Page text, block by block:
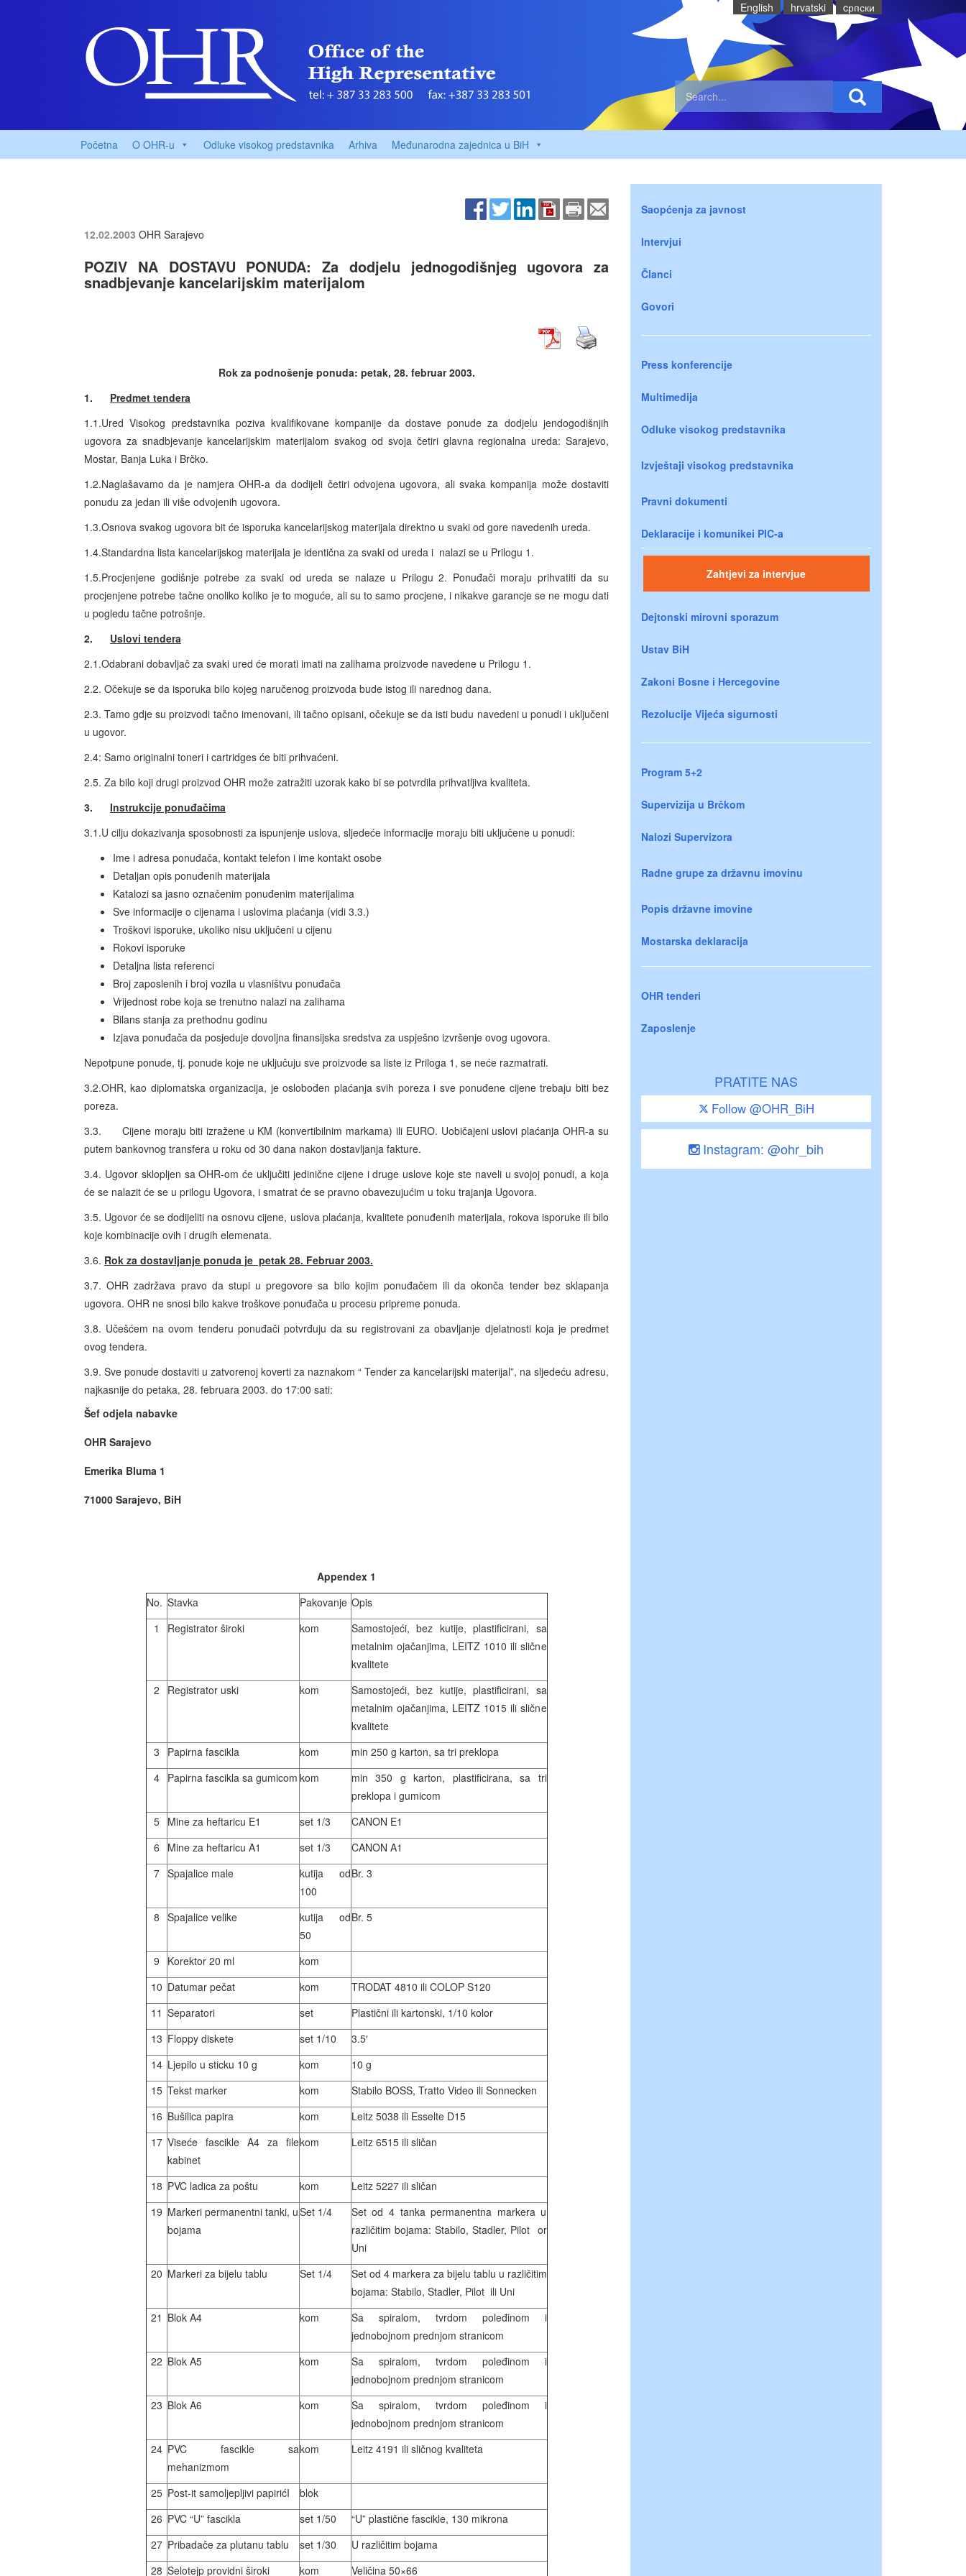
English hrvatski cрпски
Početna O OHR-u Odluke visokog predstavnika Arhiva Međunarodna zajednica u BiH
12.02.2003 OHR Sarajevo
POZIV NA DOSTAVU PONUDA: Za dodjelu jednogodišnjeg ugovora za
snadbjevanje kancelarijskim materijalom
Rok za podnošenje ponuda: petak, 28. februar 2003.
1. Predmet tendera
1.1.Ured Visokog predstavnika poziva kvalifikovane kompanije da dostave ponude za dodjelu jendogodišnjih
ugovora za snadbjevanje kancelarijskim materijalom svakog od svoja četiri glavna regionalna ureda: Sarajevo,
Mostar, Banja Luka i Brčko.
1.2.Naglašavamo da je namjera OHR-a da dodijeli četiri odvojena ugovora, ali svaka kompanija može dostaviti
ponudu za jedan ili više odvojenih ugovora.
1.3.Osnova svakog ugovora bit će isporuka kancelarijskog materijala direktno u svaki od gore navedenih ureda.
1.4.Standardna lista kancelarijskog materijala je identična za svaki od ureda i nalazi se u Prilogu 1.
1.5.Procjenjene godišnje potrebe za svaki od ureda se nalaze u Prilogu 2. Ponuđači moraju prihvatiti da su
procjenjene potrebe tačne onoliko koliko je to moguće, ali su to samo procjene, i nikakve garancje se ne mogu dati
u pogledu tačne potrošnje.
2. Uslovi tendera
2.1.Odabrani dobavljač za svaki ured će morati imati na zalihama proizvode navedene u Prilogu 1.
2.2. Očekuje se da isporuka bilo kojeg naručenog proizvoda bude istog ili narednog dana.
2.3. Tamo gdje su proizvodi tačno imenovani, ili tačno opisani, očekuje se da isti budu navedeni u ponudi i uključeni
u ugovor.
2.4: Samo originalni toneri i cartridges će biti prihvaćeni.
2.5. Za bilo koji drugi proizvod OHR može zatražiti uzorak kako bi se potvrdila prihvatljiva kvaliteta.
3. Instrukcije ponuđačima
3.1.U cilju dokazivanja sposobnosti za ispunjenje uslova, sljedeće informacije moraju biti uključene u ponudi:
Ime i adresa ponuđača, kontakt telefon i ime kontakt osobe
Detaljan opis ponuđenih materijala
Katalozi sa jasno označenim ponuđenim materijalima
Sve informacije o cijenama i uslovima plaćanja (vidi 3.3.)
Troškovi isporuke, ukoliko nisu uključeni u cijenu
Rokovi isporuke
Detaljna lista referenci
Broj zaposlenih i broj vozila u vlasništvu ponuđača
Vrijednost robe koja se trenutno nalazi na zalihama
Bilans stanja za prethodnu godinu
Izjava ponuđača da posjeduje dovoljna finansijska sredstva za uspješno izvršenje ovog ugovora.
Nepotpune ponude, tj. ponude koje ne uključuju sve proizvode sa liste iz Priloga 1, se neće razmatrati.
3.2.OHR, kao diplomatska organizacija, je oslobođen plaćanja svih poreza i sve ponuđene cijene trebaju biti bez
poreza.
3.3. Cijene moraju biti izražene u KM (konvertibilnim markama) ili EURO. Uobičajeni uslovi plaćanja OHR-a su
putem bankovnog transfera u roku od 30 dana nakon dostavljanja fakture.
3.4. Ugovor sklopljen sa OHR-om će uključiti jedinične cijene i druge uslove koje ste naveli u svojoj ponudi, a koja
će se nalazit će se u prilogu Ugovora, i smatrat će se pravno obavezujućim u toku trajanja Ugovora.
3.5. Ugovor će se dodijeliti na osnovu cijene, uslova plaćanja, kvalitete ponuđenih materijala, rokova isporuke ili bilo
koje kombinacije ovih i drugih elemenata.
3.6. Rok za dostavljanje ponuda je petak 28. Februar 2003.
3.7. OHR zadržava pravo da stupi u pregovore sa bilo kojim ponuđačem ili da okonča tender bez sklapanja
ugovora. OHR ne snosi bilo kakve troškove ponuđača u procesu pripreme ponuda.
3.8. Učešćem na ovom tenderu ponuđači potvrđuju da su registrovani za obavljanje djelatnosti koja je predmet
ovog tendera.
3.9. Sve ponude dostaviti u zatvorenoj koverti za naznakom “ Tender za kancelarijski materijal”, na sljedeću adresu,
najkasnije do petaka, 28. februara 2003. do 17:00 sati:
Šef odjela nabavke
OHR Sarajevo
Emerika Bluma 1
71000 Sarajevo, BiH
Appendex 1
No. Stavka Pakovanje Opis
1
Registrator široki kom
Samostojeći, bez kutije, plastificirani, sa
metalnim ojačanjima, LEITZ 1010 ili slične
kvalitete
2
Registrator uski kom
Samostojeći, bez kutije, plastificirani, sa
metalnim ojačanjima, LEITZ 1015 ili slične
kvalitete
3
Papirna fascikla kom
min 250 g karton, sa tri preklopa
4
Papirna fascikla sa gumicom kom
min 350 g karton, plastificirana, sa tri
preklopa i gumicom
5
Mine za heftaricu E1 set 1/3
CANON E1
6
Mine za heftaricu A1 set 1/3
CANON A1
7 Spajalice male
kutija od
100
Br. 3
8 Spajalice velike
kutija od
50
Br. 5
9 Korektor 20 ml
kom
10 Datumar pečat kom
TRODAT 4810 ili COLOP S120
11 Separatori set
Plastični ili kartonski, 1/10 kolor
13 Floppy diskete set 1/10
3.5′
14 Ljepilo u sticku 10 g kom
10 g
15 Tekst marker kom
Stabilo BOSS, Tratto Video ili Sonnecken
16 Bušilica papira kom
Leitz 5038 ili Esselte D15
17 Viseće fascikle A4 za file
kabinet
kom Leitz 6515 ili sličan
18 PVC ladica za poštu kom
Leitz 5227 ili sličan
19 Markeri permanentni tanki, u
bojama
Set 1/4
Set od 4 tanka permanentna markera u
različitim bojama: Stabilo, Stadler, Pilot or
Uni
20 Markeri za bijelu tablu Set 1/4
Set od 4 markera za bijelu tablu u različitim
bojama: Stabilo, Stadler, Pilot ili Uni
21 Blok A4 kom
Sa spiralom, tvrdom poleđinom i
jednobojnom prednjom stranicom
22 Blok A5 kom
Sa spiralom, tvrdom poleđinom i
jednobojnom prednjom stranicom
23 Blok A6 kom
Sa spiralom, tvrdom poleđinom i
jednobojnom prednjom stranicom
24 PVC fascikle sa
mehanizmom
kom Leitz 4191 ili sličnog kvaliteta
25 Post-it samoljepljivi papirićI
blok
26 PVC “U” fascikla set 1/50
“U” plastične fascikle, 130 mikrona
27 Pribadače za plutanu tablu set 1/30
U različitim bojama
28 Selotejp providni široki kom Veličina 50×66
Saopćenja za javnost
Intervjui
Članci
Govori
Press konferencije
Multimedija
Odluke visokog predstavnika
Izvještaji visokog predstavnika
Pravni dokumenti
Deklaracije i komunikei PIC-a
Zahtjevi za intervjue
Dejtonski mirovni sporazum
Ustav BiH
Zakoni Bosne i Hercegovine
Rezolucije Vijeća sigurnosti
Program 5+2
Supervizija u Brčkom
Nalozi Supervizora
Radne grupe za državnu imovinu
Popis državne imovine
Mostarska deklaracija
OHR tenderi
Zaposlenje
PRATITE NAS
Follow @OHR_BiH
Instagram: @ohr_bih